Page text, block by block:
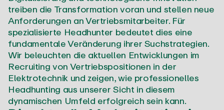
treiben die Transformation voran und stellen neue
Anforderungen an Vertriebsmitarbeiter. Für
spezialisierte Headhunter bedeutet dies eine
fundamentale Veränderung ihrer Suchstrategien.
Wir beleuchten die aktuellen Entwicklungen im
Recruiting von Vertriebspositionen in der
Elektrotechnik und zeigen, wie professionelles
Headhunting aus unserer Sicht in diesem
dynamischen Umfeld erfolgreich sein kann.